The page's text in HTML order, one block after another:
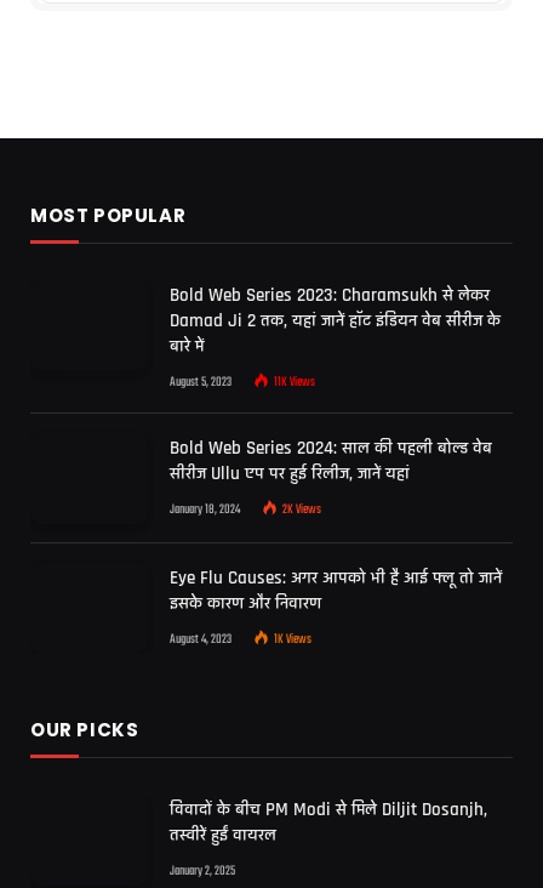
MOST POPULAR
Bold Web Series 2023: Charamsukh से लेकर
Damad Ji 2 तक, यहां जानें हॉट इंडियन वेब सीरीज के
बारे में
August 5, 2023 11KViews
Bold Web Series 2024: साल की पहली बोल्ड वेब
सीरीज Ullu एप पर हुई रिलीज, जानें यहां
January 18, 2024 2KViews
Eye Flu Causes: अगर आपको भी है आई फ्लू तो जानें
इसके कारण और निवारण
August 4, 2023 1KViews
OUR PICKS
विवादों के बीच PM Modi से मिले Diljit Dosanjh,
तस्वीरें हुईं वायरल
January 2, 2025